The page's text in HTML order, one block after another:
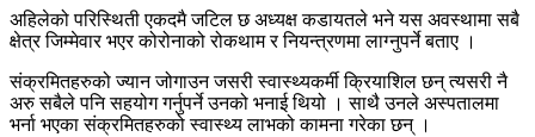
अहिलेको परिस्थिती एकदमै जटिल छ अध्यक्ष कडायतले भने यस अवस्थामा सबै
क्षेत्र जिम्मेवार भएर कोरोनाको रोकथाम र नियन्त्रणमा लाग्नुपर्ने बताए ।
संक्रमितहरुको ज्यान जोगाउन जसरी स्वास्थ्यकर्मी क्रियाशिल छन् त्यसरी नै
अरु सबैले पनि सहयोग गर्नुपर्ने उनको भनाई थियो । साथै उनले अस्पतालमा
भर्ना भएका संक्रमितहरुको स्वास्थ्य लाभको कामना गरेका छन् ।